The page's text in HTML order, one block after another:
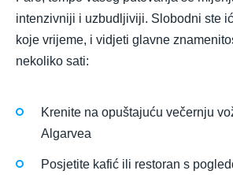
intenzivniji i uzbudljiviji. Slobodni ste
koje vrijeme, i vidjeti glavne
nekoliko sati:
Krenite na opuštajuću večernju
Algarvea
Posjetite kafić ili restoran s